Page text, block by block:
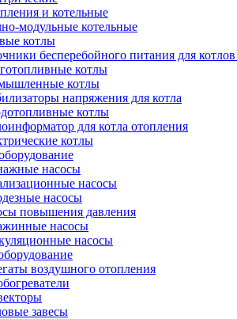
и котельные
модульные котельные
котлы
бесперебойного питания для
котлы
котлы
напряжения для котла
котлы
для котла отопления
котлы
насосы
насосы
насосы
повышения давления
насосы
насосы
воздушного отопления
завесы